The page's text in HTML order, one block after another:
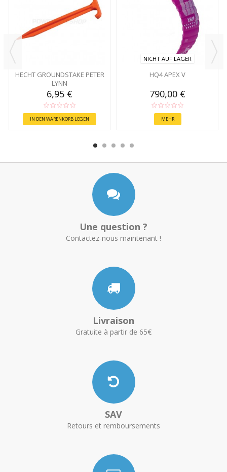
HECHT GROUNDSTAKE PETER
LYNN
6,95 €
IN DEN WARENKORB LEGEN
NICHT AUF LAGER
HQ4 APEX V
790,00 €
MEHR
Une question ?
Contactez-nous maintenant !
Livraison
Gratuite à partir de 65€
SAV
Retours et remboursements